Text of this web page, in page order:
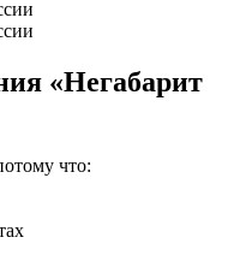
«Негабарит
что: